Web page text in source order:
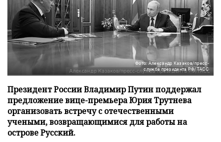
Фото: Александр Казаков/пресс-
служба президента РФ/ТАСС
Президент России Владимир Путин поддержал
предложение вице-премьера Юрия Трутнева
организовать встречу с отечественными
учеными, возвращающимися для работы на
острове Русский.